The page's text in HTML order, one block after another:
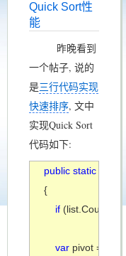
Quick Sort性
能
昨晚看到
一个帖子, 说的
是三行代码实现
快速排序, 文中
实现Quick Sort
代码如下:
public static
{
if (list.Count()
var pivot =